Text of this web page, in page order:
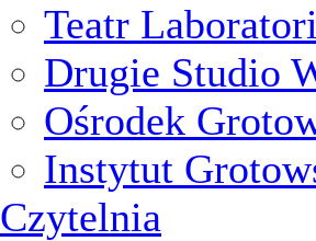
Teatr
Drugie Studio
Ośrodek
Instytut
Czytelnia